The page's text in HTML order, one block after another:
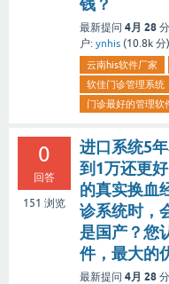
最新提问 4月 28
户: ynhis (10.8k 分)
云南his软件厂家
软佳门诊管理系统
门诊最好的管理软
0
回答
151 浏览
进口系统5
到1万还更
的真实换血
诊系统时，
是国产？您
件，最大的
最新提问 4月 28